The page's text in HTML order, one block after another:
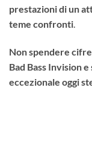
prestazioni di un
teme confronti.
Non spendere
Bad Bass Invision
eccezionale oggi